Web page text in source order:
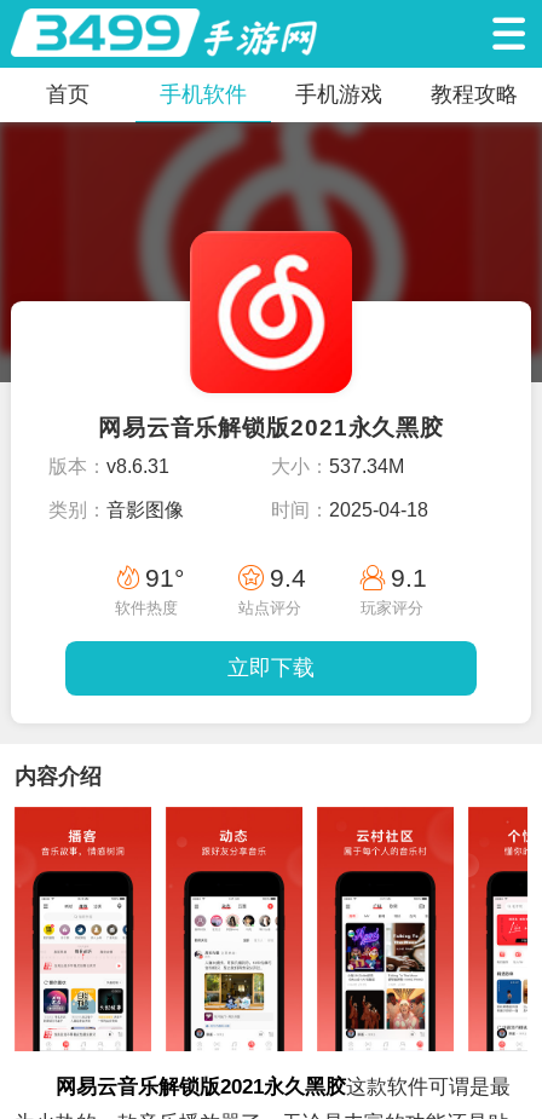
首页 手机软件 手机游戏 教程攻略
网易云音乐解锁版2021永久黑胶
版本：v8.6.31 大小： 537.34M
类别：音影图像 时间： 2025-04-18
91°
软件热度
9.4
站点评分
9.1
玩家评分
立即下载
内容介绍
网易云音乐解锁版2021永久黑胶这款软件可谓是最